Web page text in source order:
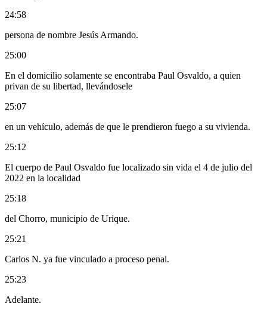
24:58
persona de nombre Jesús Armando.
25:00
En el domicilio solamente se encontraba Paul Osvaldo, a quien
privan de su libertad, llevándosele
25:07
en un vehículo, además de que le prendieron fuego a su vivienda.
25:12
El cuerpo de Paul Osvaldo fue localizado sin vida el 4 de julio del
2022 en la localidad
25:18
del Chorro, municipio de Urique.
25:21
Carlos N. ya fue vinculado a proceso penal.
25:23
Adelante.